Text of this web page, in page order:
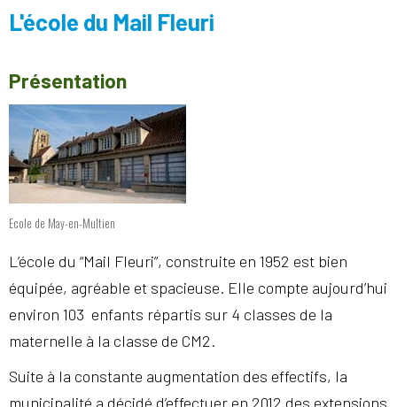
L'école du Mail Fleuri
Présentation
Ecole de May-en-Multien
L’école du “Mail Fleuri”, construite en 1952 est bien
équipée, agréable et spacieuse. Elle compte aujourd’hui
environ 103 enfants répartis sur 4 classes de la
maternelle à la classe de CM2.
Suite à la constante augmentation des effectifs, la
municipalité a décidé d’effectuer en 2012 des extensions